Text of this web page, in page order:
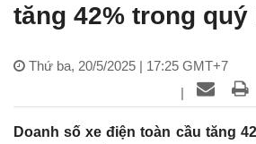
tăng 42% trong quý
Thứ ba, 20/5/2025 | 17:25 GMT+7
|
Doanh số xe điện toàn cầu tăng